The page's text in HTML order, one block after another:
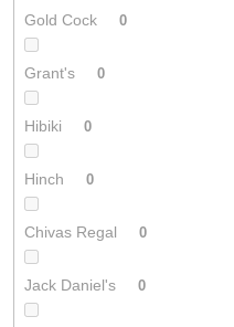
Gold Cock 0
Grant's 0
Hibiki 0
Hinch 0
Chivas Regal 0
Jack Daniel's 0